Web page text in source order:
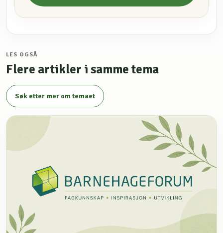
LES OGSÅ
Flere artikler i samme tema
Søk etter mer om temaet